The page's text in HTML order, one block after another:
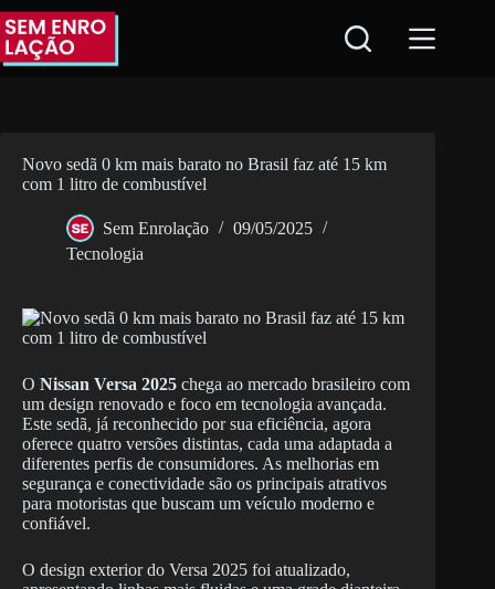
Pular
para
conteúdo
Novo sedã 0 km mais barato no Brasil faz até 15 km
com 1 litro de combustível
Sem Enrolação
09/05/2025
Tecnologia
O Nissan Versa 2025 chega ao mercado brasileiro com
um design renovado e foco em tecnologia avançada.
Este sedã, já reconhecido por sua eficiência, agora
oferece quatro versões distintas, cada uma adaptada a
diferentes perfis de consumidores. As melhorias em
segurança e conectividade são os principais atrativos
para motoristas que buscam um veículo moderno e
confiável.
O design exterior do Versa 2025 foi atualizado,